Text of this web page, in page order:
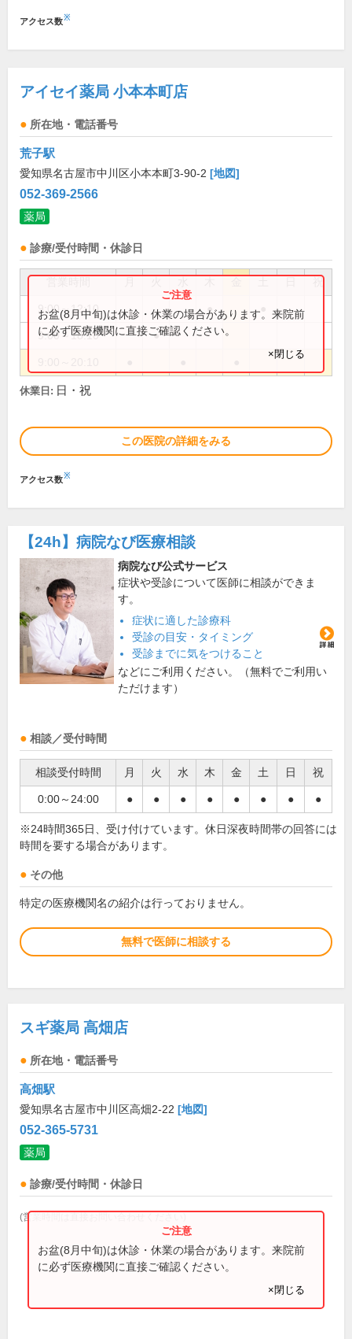
アクセス数※
アイセイ薬局 小本本町店
所在地・電話番号
荒子駅
愛知県名古屋市中川区小本本町3-90-2 [地図]
052-369-2566
薬局
診療/受付時間・休診日
祝
9:00～12:10 ●
9:00～18:10 ●
お盆(8月中旬)は休診・休業の場合があります。来院前
に必ず医療機関に直接ご確認ください。
×閉じる
休業日: 日・祝
この医院の詳細をみる
アクセス数※
【24h】 病院なび医療相談
病院なび公式サービス
症状や受診について医師に相談ができま
す。
症状に適した診療科
受診の目安・タイミング
受診までに気をつけること
などにご利用ください。（無料でご利用い
ただけます）
相談／受付時間
相談受付時間 月 火 水 木 金 土 日 祝
0:00～24:00 ● ● ● ● ● ● ● ●
※24時間365日、受け付けています。休日深夜時間帯の回答には
時間を要する場合があります。
その他
特定の医療機関名の紹介は行っておりません。
無料で医師に相談する
スギ薬局 高畑店
所在地・電話番号
高畑駅
愛知県名古屋市中川区高畑2-22 [地図]
052-365-5731
薬局
診療/受付時間・休診日
(営業時間は直接お問い合わせください)
お盆(8月中旬)は休診・休業の場合があります。来院前
に必ず医療機関に直接ご確認ください。
×閉じる